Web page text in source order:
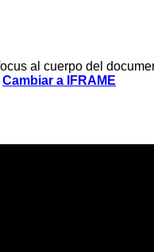
al cuerpo del
Cambiar a IFRAME